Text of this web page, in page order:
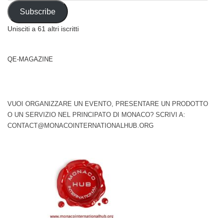
Address
Subscribe
Unisciti a 61 altri iscritti
QE-MAGAZINE
VUOI ORGANIZZARE UN EVENTO, PRESENTARE UN PRODOTTO
O UN SERVIZIO NEL PRINCIPATO DI MONACO? SCRIVI A:
CONTACT@MONACOINTERNATIONALHUB.ORG